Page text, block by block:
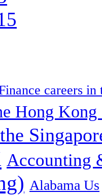
careers in
Hong
Accounting
Alabama Us